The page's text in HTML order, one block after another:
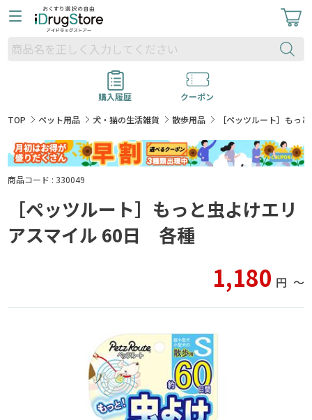
購入履歴
クーポン
TOP
ペット用品 犬・猫の生活雑貨 散歩用品 ［ペッツルート］もっ
商品コード : 330049
［ペッツルート］もっと虫よけエリ
アスマイル 60日 各種
1,180 円 〜